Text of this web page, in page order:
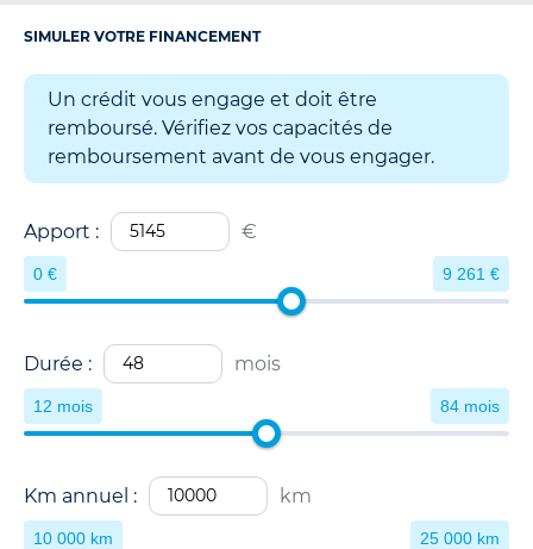
SIMULER VOTRE FINANCEMENT
Un crédit vous engage et doit être
remboursé. Vérifiez vos capacités de
remboursement avant de vous engager.
Apport : €
0 € 9 261 €
Durée : mois
12 mois 84 mois
Km annuel : km
10 000 km 25 000 km